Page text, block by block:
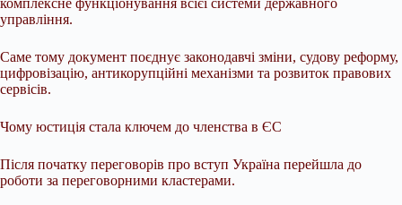
комплексне функціонування всієї системи державного
управління.
Саме тому документ поєднує законодавчі зміни, судову реформу,
цифровізацію, антикорупційні механізми та розвиток правових
сервісів.
Чому юстиція стала ключем до членства в ЄС
Після початку переговорів про вступ Україна перейшла до
роботи за переговорними кластерами.